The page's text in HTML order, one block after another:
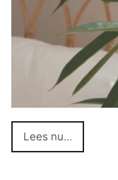
Lees nu...